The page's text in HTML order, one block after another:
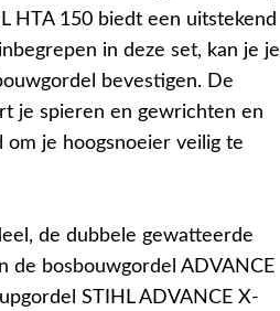
HTA 150 biedt een uitstekend
in deze set, kan je je
bevestigen. De
je spieren en gewrichten en
om je hoogsnoeier veilig te
de dubbele gewatteerde
de bosbouwgordel ADVANCE
STIHL ADVANCE X-